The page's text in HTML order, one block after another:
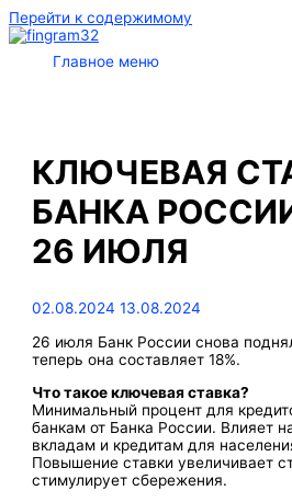
Перейти к содержимому
Главное меню
КЛЮЧЕВАЯ
БАНКА
26 ИЮЛЯ
02.08.2024 13.08.2024
26 июля Банк России снова
теперь она составляет 18%.
Что такое ключевая ставка?
Минимальный процент для
банкам от Банка России. Влияет
вкладам и кредитам для
Повышение ставки увеличивает
стимулирует сбережения.